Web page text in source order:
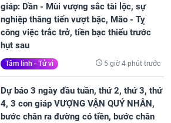
giáp: Dần - Mùi vượng sắc tài lộc, sự
nghiệp thăng tiến vượt bậc, Mão - Tỵ
công việc trắc trở, tiền bạc thiếu trước
hụt sau
Tâm linh - Tử vi 5 giờ 4 phút trước
Dự báo 3 ngày đầu tuần, thứ 2, thứ 3, thứ
4, 3 con giáp VƯỢNG VẬN QUÝ NHÂN,
bước chân ra đường có tiền, bước chân